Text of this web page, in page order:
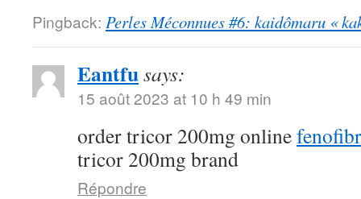
Pingback: Perles Méconnues #6: kaidômaru «
Eantfusays:
15 août 2023 at 10 h 49 min
order tricor 200mg online
tricor 200mg brand
Répondre